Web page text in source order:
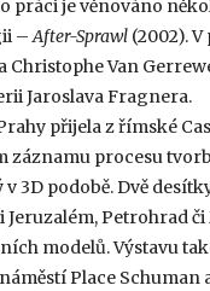
práci je věnováno
–After-Sprawl(2002).
Van
Jaroslava Fragnera.
přijela z římské
procesu
3D podobě. Dvě
Jeruzalém, Petrohrad
modelů. Výstavu
Place Schuman